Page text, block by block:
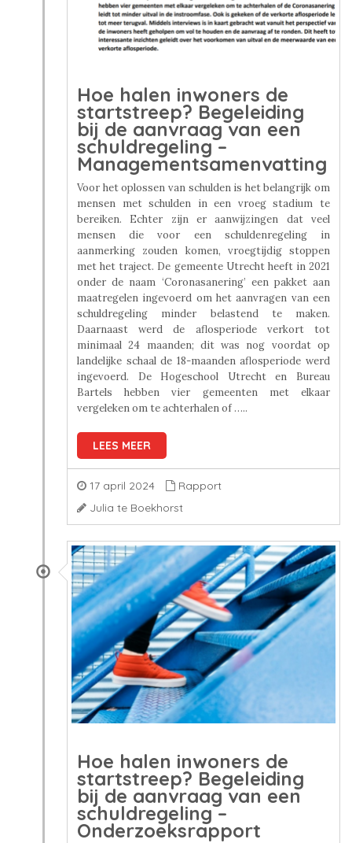
Hoe halen inwoners de
startstreep? Begeleiding
bij de aanvraag van een
schuldregeling –
Managementsamenvatting
Voor het oplossen van schulden is het belangrijk om
mensen met schulden in een vroeg stadium te
bereiken. Echter zijn er aanwijzingen dat veel
mensen die voor een schuldenregeling in
aanmerking zouden komen, vroegtijdig stoppen
met het traject. De gemeente Utrecht heeft in 2021
onder de naam ‘Coronasanering’ een pakket aan
maatregelen ingevoerd om het aanvragen van een
schuldregeling minder belastend te maken.
Daarnaast werd de aflosperiode verkort tot
minimaal 24 maanden; dit was nog voordat op
landelijke schaal de 18-maanden aflosperiode werd
ingevoerd. De Hogeschool Utrecht en Bureau
Bartels hebben vier gemeenten met elkaar
vergeleken om te achterhalen of …..
LEES MEER
17 april 2024
Rapport
Julia te Boekhorst
Hoe halen inwoners de
startstreep? Begeleiding
bij de aanvraag van een
schuldregeling –
Onderzoeksrapport